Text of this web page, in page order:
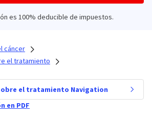
es 100% deducible de impuestos.
cáncer
el tratamiento
el tratamiento Navigation
en PDF